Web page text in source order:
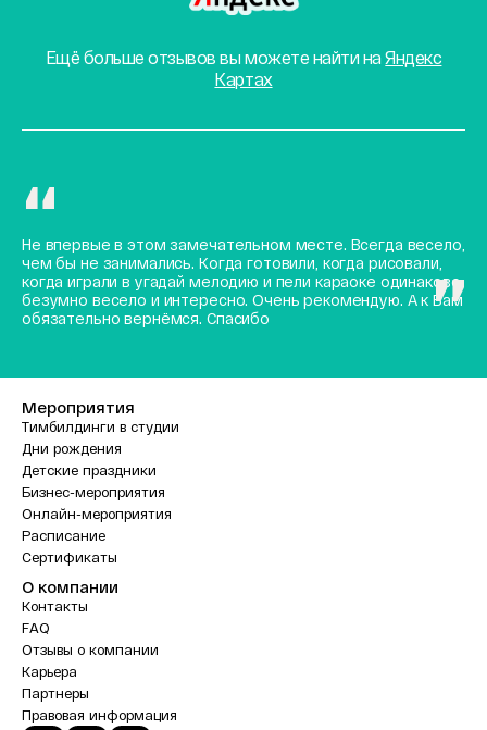
Ещё больше отзывов вы можете найти наЯндекс
Картах
Не впервые в этом замечательном месте. Всегда весело,
чем бы не занимались. Когда готовили, когда рисовали,
когда играли в угадай мелодию и пели караоке одинаково
безумно весело и интересно. Очень рекомендую. А к Вам
обязательно вернёмся. Спасибо
Мероприятия
Тимбилдинги в студии
Дни рождения
Детские праздники
Бизнес-мероприятия
Онлайн-мероприятия
Расписание
Сертификаты
О компании
Контакты
FAQ
Отзывы о компании
Карьера
Партнеры
Правовая информация